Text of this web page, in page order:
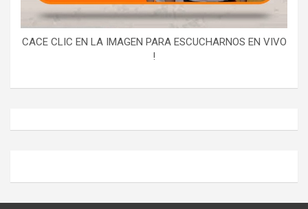
CACE CLIC EN LA IMAGEN PARA ESCUCHARNOS EN VIVO
!